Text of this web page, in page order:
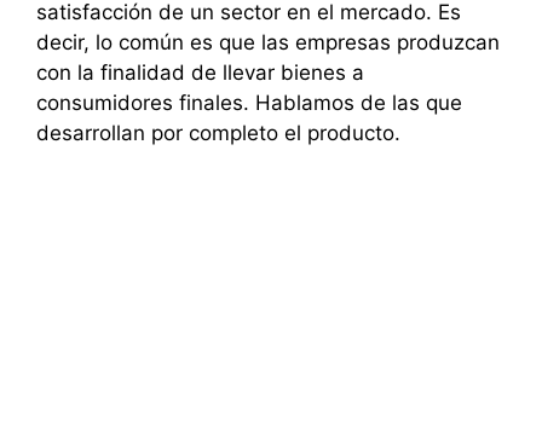
satisfacción de un sector en el mercado. Es
decir, lo común es que las empresas produzcan
con la finalidad de llevar bienes a
consumidores finales. Hablamos de las que
desarrollan por completo el producto.